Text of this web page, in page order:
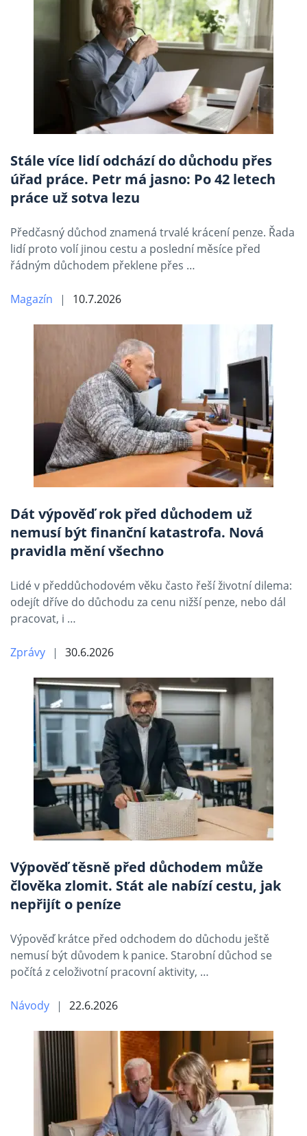
Stále více lidí odchází do důchodu přes
úřad práce. Petr má jasno: Po 42 letech
práce už sotva lezu
Předčasný důchod znamená trvalé krácení penze. Řada
lidí proto volí jinou cestu a poslední měsíce před
řádným důchodem překlene přes …
Magazín 10.7.2026
Dát výpověď rok před důchodem už
nemusí být finanční katastrofa. Nová
pravidla mění všechno
Lidé v předdůchodovém věku často řeší životní dilema:
odejít dříve do důchodu za cenu nižší penze, nebo dál
pracovat, i …
Zprávy 30.6.2026
Výpověď těsně před důchodem může
člověka zlomit. Stát ale nabízí cestu, jak
nepřijít o peníze
Výpověď krátce před odchodem do důchodu ještě
nemusí být důvodem k panice. Starobní důchod se
počítá z celoživotní pracovní aktivity, …
Návody 22.6.2026